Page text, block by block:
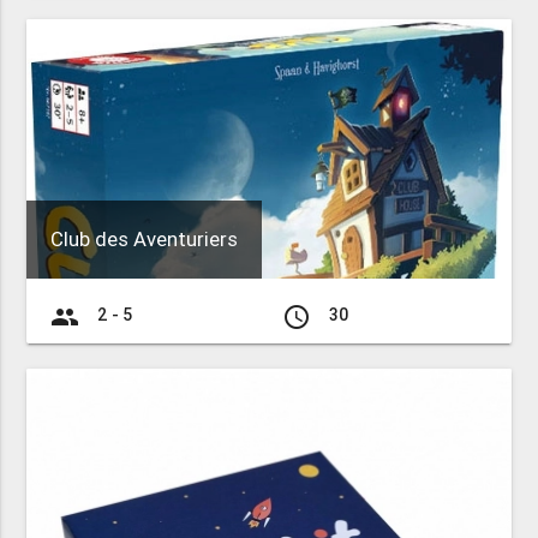
Club des Aventuriers
group 2 - 5 access_time 30